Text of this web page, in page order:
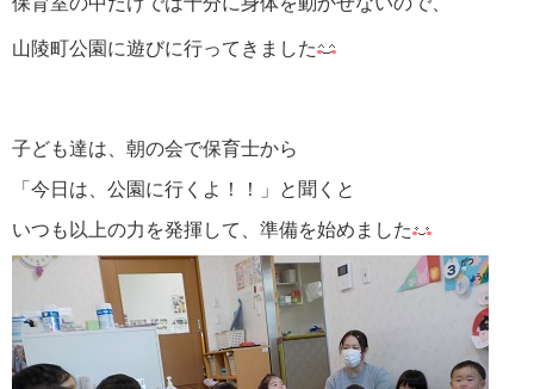
山陵町公園に遊びに行ってきました
子ども達は、朝の会で保育士から
「今日は、公園に行くよ！！」と聞くと
いつも以上の力を発揮して、準備を始めました